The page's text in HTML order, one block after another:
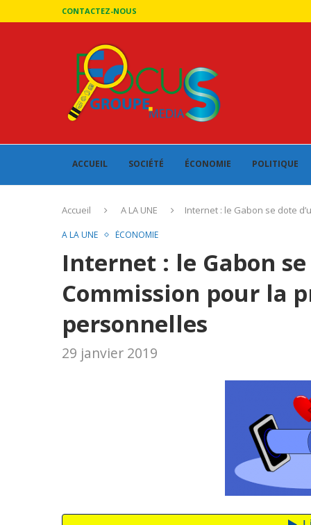
CONTACTEZ-NOUS
ACCUEIL SOCIÉTÉ ÉCONOMIE POLITIQUE
Accueil A LA UNE Internet : le Gabon se dote
A LA UNE ÉCONOMIE
Internet : le Gabon se
Commission pour la
personnelles
29 janvier 2019